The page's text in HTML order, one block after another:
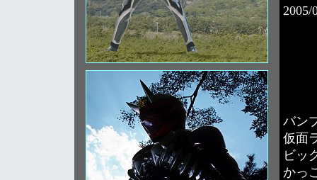
2005/
バン
仮面
ビッ
かっ